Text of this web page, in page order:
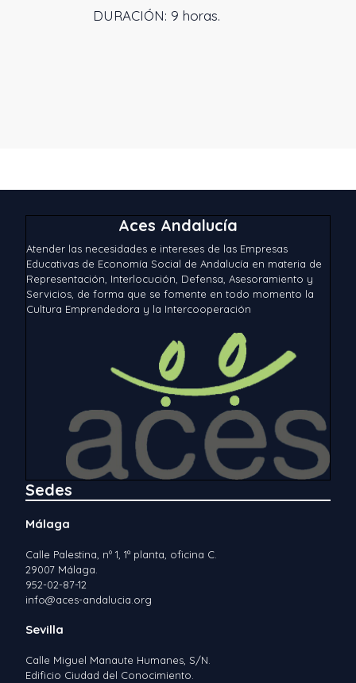
DURACIÓN: 9 horas.
Aces Andalucía
Atender las necesidades e intereses de las Empresas
Educativas de Economía Social de Andalucía en materia de
Representación, Interlocución, Defensa, Asesoramiento y
Servicios, de forma que se fomente en todo momento la
Cultura Emprendedora y la Intercooperación
Sedes
Málaga
Calle Palestina, nº 1, 1ª planta, oficina C.
29007 Málaga.
952-02-87-12
info@aces-andalucia.org
Sevilla
Calle Miguel Manaute Humanes, S/N.
Edificio Ciudad del Conocimiento.